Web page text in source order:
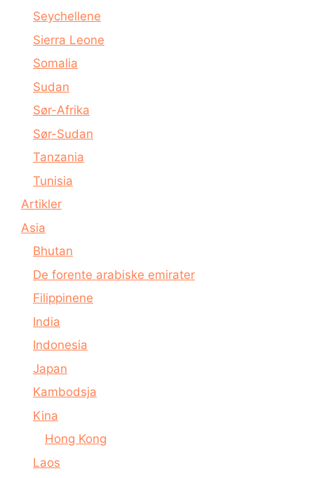
Seychellene
Sierra Leone
Somalia
Sudan
Sør-Afrika
Sør-Sudan
Tanzania
Tunisia
Artikler
Asia
Bhutan
De forente arabiske emirater
Filippinene
India
Indonesia
Japan
Kambodsja
Kina
Hong Kong
Laos